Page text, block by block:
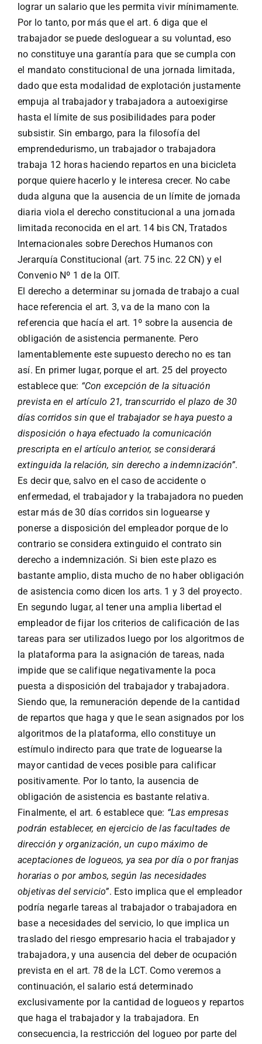
lograr un salario que les permita vivir mínimamente.
Por lo tanto, por más que el art. 6 diga que el
trabajador se puede desloguear a su voluntad, eso
no constituye una garantía para que se cumpla con
el mandato constitucional de una jornada limitada,
dado que esta modalidad de explotación justamente
empuja al trabajador y trabajadora a autoexigirse
hasta el límite de sus posibilidades para poder
subsistir. Sin embargo, para la filosofía del
emprendedurismo, un trabajador o trabajadora
trabaja 12 horas haciendo repartos en una bicicleta
porque quiere hacerlo y le interesa crecer. No cabe
duda alguna que la ausencia de un límite de jornada
diaria viola el derecho constitucional a una jornada
limitada reconocida en el art. 14 bis CN, Tratados
Internacionales sobre Derechos Humanos con
Jerarquía Constitucional (art. 75 inc. 22 CN) y el
Convenio Nº 1 de la OIT.
El derecho a determinar su jornada de trabajo a cual
hace referencia el art. 3, va de la mano con la
referencia que hacía el art. 1º sobre la ausencia de
obligación de asistencia permanente. Pero
lamentablemente este supuesto derecho no es tan
así. En primer lugar, porque el art. 25 del proyecto
establece que: “Con excepción de la situación
prevista en el artículo 21, transcurrido el plazo de 30
días corridos sin que el trabajador se haya puesto a
disposición o haya efectuado la comunicación
prescripta en el artículo anterior, se considerará
extinguida la relación, sin derecho a indemnización”.
Es decir que, salvo en el caso de accidente o
enfermedad, el trabajador y la trabajadora no pueden
estar más de 30 días corridos sin loguearse y
ponerse a disposición del empleador porque de lo
contrario se considera extinguido el contrato sin
derecho a indemnización. Si bien este plazo es
bastante amplio, dista mucho de no haber obligación
de asistencia como dicen los arts. 1 y 3 del proyecto.
En segundo lugar, al tener una amplia libertad el
empleador de fijar los criterios de calificación de las
tareas para ser utilizados luego por los algoritmos de
la plataforma para la asignación de tareas, nada
impide que se califique negativamente la poca
puesta a disposición del trabajador y trabajadora.
Siendo que, la remuneración depende de la cantidad
de repartos que haga y que le sean asignados por los
algoritmos de la plataforma, ello constituye un
estímulo indirecto para que trate de loguearse la
mayor cantidad de veces posible para calificar
positivamente. Por lo tanto, la ausencia de
obligación de asistencia es bastante relativa.
Finalmente, el art. 6 establece que: “Las empresas
podrán establecer, en ejercicio de las facultades de
dirección y organización, un cupo máximo de
aceptaciones de logueos, ya sea por día o por franjas
horarias o por ambos, según las necesidades
objetivas del servicio”. Esto implica que el empleador
podría negarle tareas al trabajador o trabajadora en
base a necesidades del servicio, lo que implica un
traslado del riesgo empresario hacia el trabajador y
trabajadora, y una ausencia del deber de ocupación
prevista en el art. 78 de la LCT. Como veremos a
continuación, el salario está determinado
exclusivamente por la cantidad de logueos y repartos
que haga el trabajador y la trabajadora. En
consecuencia, la restricción del logueo por parte del